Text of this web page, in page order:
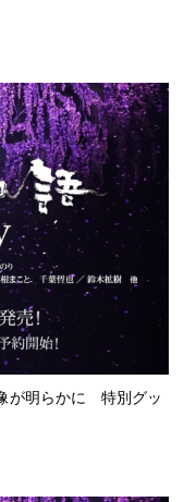
が明らかに 特別グッ